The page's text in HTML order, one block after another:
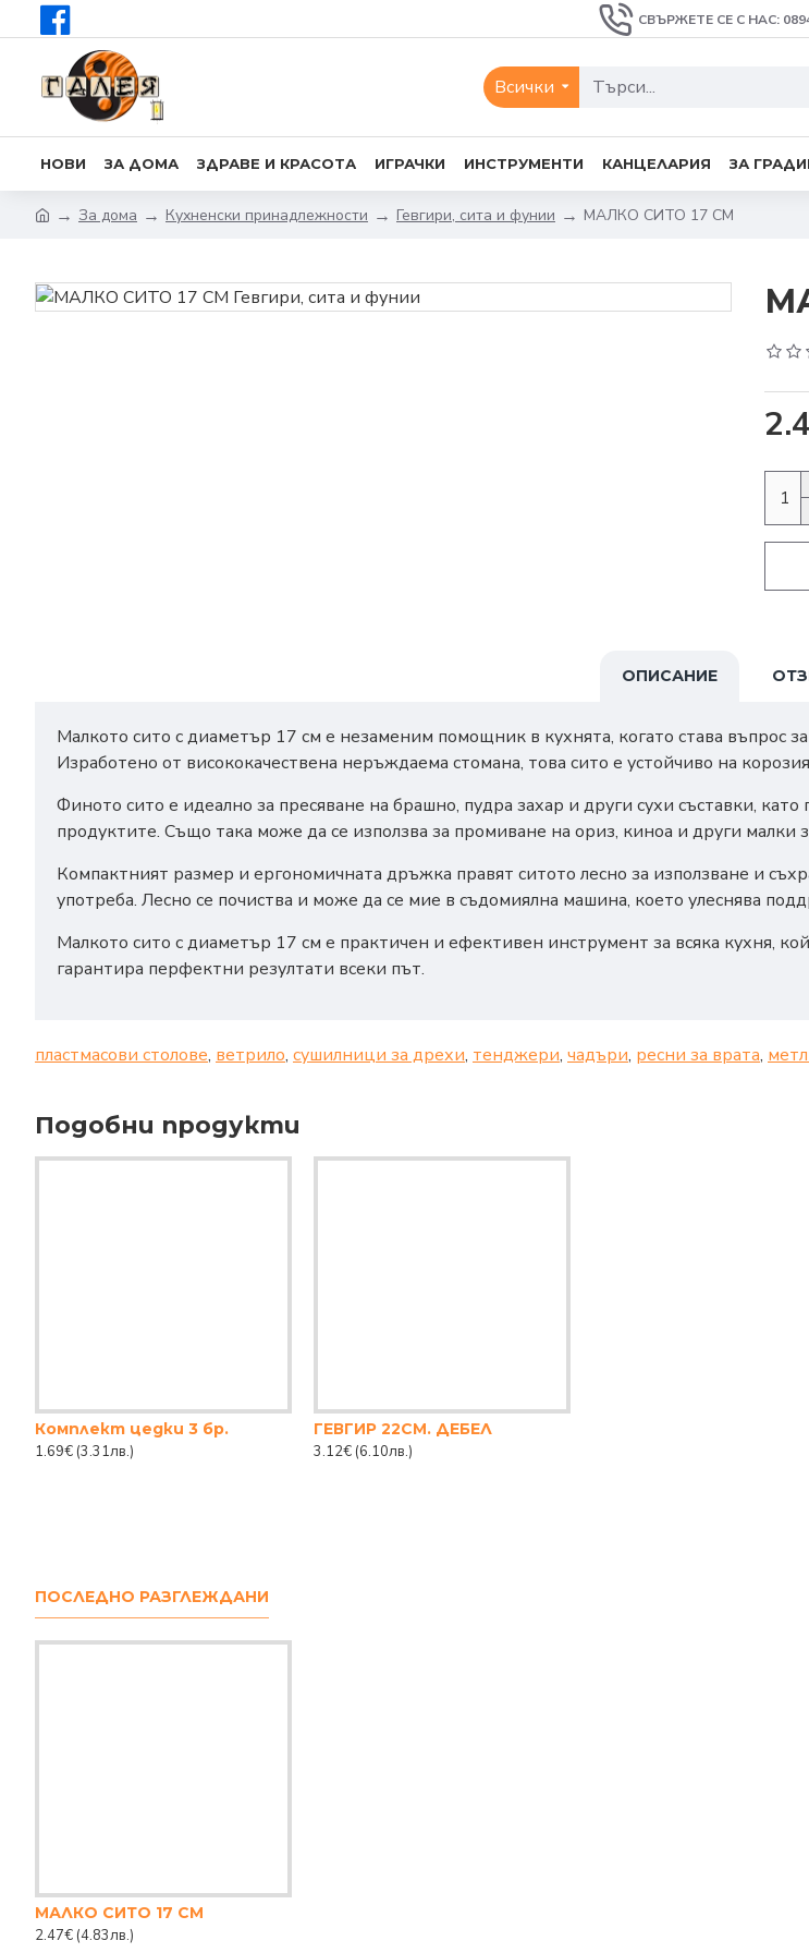
СВЪРЖЕТЕ СЕ С НАС:
Всички
НОВИ ЗА ДОМА ЗДРАВЕ И КРАСОТА ИГРАЧКИ ИНСТРУМЕНТИ КАНЦЕЛАРИЯ ЗА
За дома Кухненски принадлежности Гевгири, сита и фунии МАЛКО СИТО 17 СМ
ОПИСАНИЕ
Малкото сито с диаметър 17 см е незаменим помощник в кухнята, когато става въпрос
Изработено от висококачествена неръждаема стомана, това сито е устойчиво на
Финото сито е идеално за пресяване на брашно, пудра захар и други сухи съставки,
продуктите. Също така може да се използва за промиване на ориз, киноа и други
Компактният размер и ергономичната дръжка правят ситото лесно за използване и
употреба. Лесно се почиства и може да се мие в съдомиялна машина, което улеснява
Малкото сито с диаметър 17 см е практичен и ефективен инструмент за всяка кухня,
гарантира перфектни резултати всеки път.
пластмасови столове, ветрило, сушилници за дрехи, тенджери, чадъри, ресни за врата,
Подобни продукти
Комплект цедки 3 бр.
1.69€ (3.31лв.)
ГЕВГИР 22СМ. ДЕБЕЛ
3.12€ (6.10лв.)
ПОСЛЕДНО РАЗГЛЕЖДАНИ
МАЛКО СИТО 17 СМ
2.47€ (4.83лв.)